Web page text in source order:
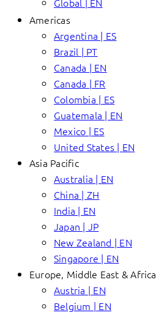
Americas
Argentina | ES
Brazil | PT
Canada | EN
Canada | FR
Colombia | ES
Guatemala | EN
Mexico | ES
United States | EN
Asia Pacific
Australia | EN
China | ZH
India | EN
Japan | JP
New Zealand | EN
Singapore | EN
Europe, Middle East & Africa
Austria | EN
Belgium | EN